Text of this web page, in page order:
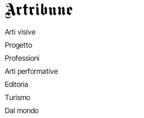
Artribune
Arti visive
Progetto
Professioni
Arti performative
Editoria
Turismo
Dal mondo